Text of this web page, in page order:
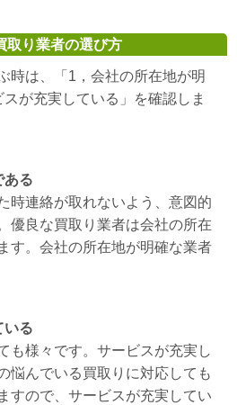
取り業者の選び方
時は、「1，会社の所在地が明
が充実している」を確認しま
ある
時連絡が取れないよう、意図的
優良な買取り業者は会社の所在
す。会社の所在地が明確な業者
いる
も様々です。サービスが充実し
悩んでいる買取りに対応しても
すので、サービスが充実してい